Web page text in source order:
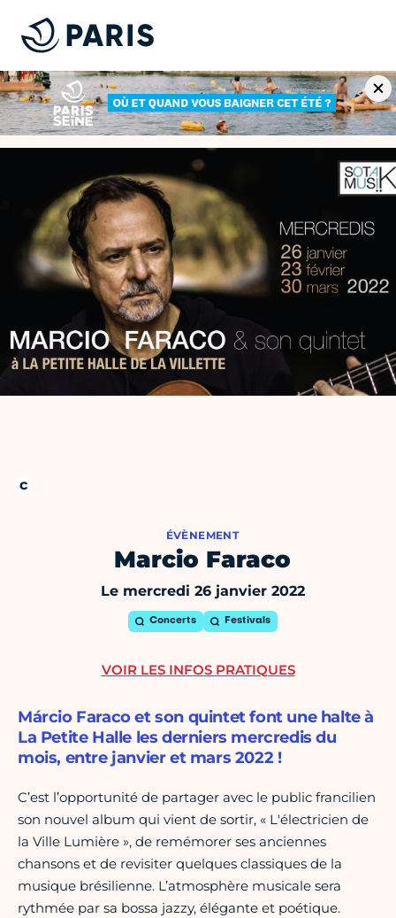
ÉVÈNEMENT
Marcio Faraco
Le mercredi 26 janvier 2022
Concerts Festivals
Márcio Faraco et son quintet font une halte à
La Petite Halle les derniers mercredis du
mois, entre janvier et mars 2022 !
C’est l’opportunité de partager avec le public francilien
son nouvel album qui vient de sortir, « L'électricien de
la Ville Lumière », de remémorer ses anciennes
chansons et de revisiter quelques classiques de la
musique brésilienne. L’atmosphère musicale sera
rythmée par sa bossa jazzy, élégante et poétique.
VOIR LES INFOS PRATIQUES